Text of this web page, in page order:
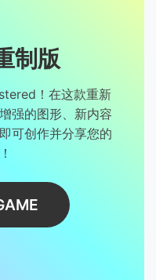
制版
！在这款重新
强的图形、新内容
可创作并分享您的